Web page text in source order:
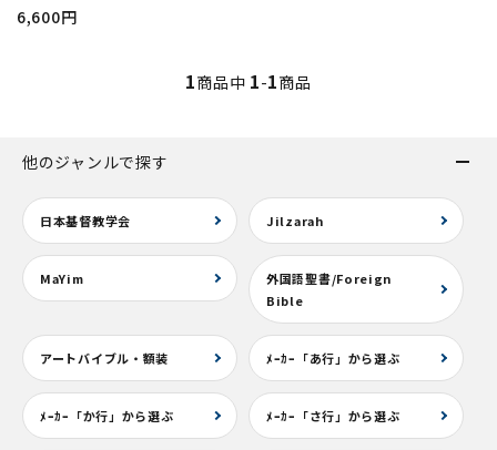
6,600円
1商品中 1-1商品
他のジャンルで探す
日本基督教学会 Jilzarah
MaYim
外国語聖書/Foreign
Bible
アートバイブル・額装 ﾒｰｶｰ「あ行」から選ぶ
ﾒｰｶｰ「か行」から選ぶ ﾒｰｶｰ「さ行」から選ぶ